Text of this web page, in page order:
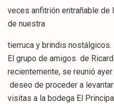
veces anfitrión entrañable
de nuestra
tierruca y brindis nostálgicos.
El grupo de amigos de
recientemente, se reunió
deseo de proceder a
visitas a la bodega El